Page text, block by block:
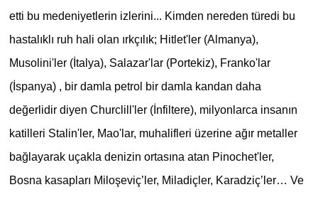
etti bu medeniyetlerin izlerini... Kimden nereden türedi bu
hastalıklı ruh hali olan ırkçılık; Hitlet'ler (Almanya),
Musolini'ler (İtalya), Salazar'lar (Portekiz), Franko'lar
(İspanya) , bir damla petrol bir damla kandan daha
değerlidir diyen Churclill'ler (İnfiltere), milyonlarca insanın
katilleri Stalin'ler, Mao'lar, muhalifleri üzerine ağır metaller
bağlayarak uçakla denizin ortasına atan Pinochet'ler,
Bosna kasapları Miloşeviç’ler, Miladiçler, Karadziç’ler… Ve